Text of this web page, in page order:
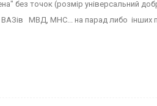
без точок (розмір універсальний
ВАЗів МВД, МНС... на парад либо інших